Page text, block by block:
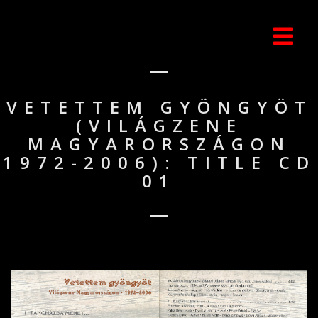
VETETTEM GYÖNGYÖT
(VILÁGZENE
MAGYARORSZÁGON
1972-2006): TITLE CD
01